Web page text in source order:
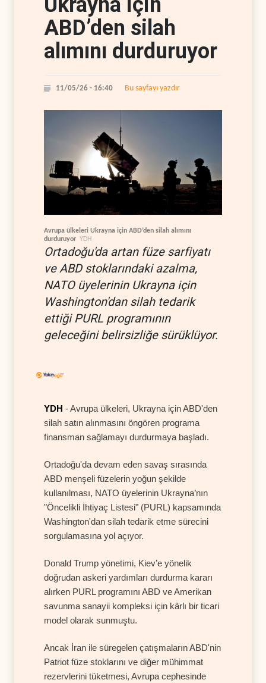
ABD’den silah
alımını durduruyor
11/05/26 - 16:40 Bu sayfayı yazdır
Avrupa ülkeleri Ukrayna için ABD’den silah alımını
durduruyor YDH
Ortadoğu'da artan füze sarfiyatı
ve ABD stoklarındaki azalma,
NATO üyelerinin Ukrayna için
Washington'dan silah tedarik
ettiği PURL programının
geleceğini belirsizliğe sürüklüyor.
YDH - Avrupa ülkeleri, Ukrayna için ABD'den
silah satın alınmasını öngören programa
finansman sağlamayı durdurmaya başladı.
Ortadoğu'da devam eden savaş sırasında
ABD menşeli füzelerin yoğun şekilde
kullanılması, NATO üyelerinin Ukrayna’nın
"Öncelikli İhtiyaç Listesi" (PURL) kapsamında
Washington'dan silah tedarik etme sürecini
sorgulamasına yol açıyor.
Donald Trump yönetimi, Kiev’e yönelik
doğrudan askeri yardımları durdurma kararı
alırken PURL programını ABD ve Amerikan
savunma sanayii kompleksi için kârlı bir ticari
model olarak sunmuştu.
Ancak İran ile süregelen çatışmaların ABD'nin
Patriot füze stoklarını ve diğer mühimmat
rezervlerini tüketmesi, Avrupa cephesinde